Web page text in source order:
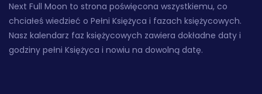
Next Full Moon to strona poświęcona wszystkiemu, co
chciałeś wiedzieć o Pełni Księżyca i fazach księżycowych.
Nasz kalendarz faz księżycowych zawiera dokładne daty i
godziny pełni Księżyca i nowiu na dowolną datę.